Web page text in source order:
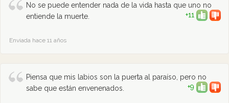
No se puede entender nada de la vida hasta que uno no
entiende la muerte.
+11
Enviada hace 11 años
Piensa que mis labios son la puerta al paraíso, pero no
sabe que están envenenados.
+9